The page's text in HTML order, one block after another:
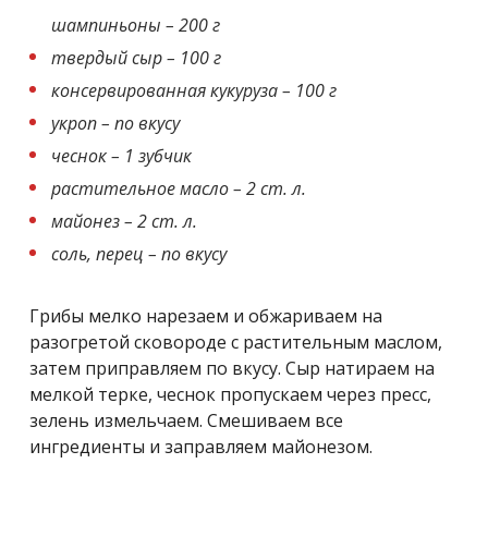
шампиньоны – 200 г
твердый сыр – 100 г
консервированная кукуруза – 100 г
укроп – по вкусу
чеснок – 1 зубчик
растительное масло – 2 ст. л.
майонез – 2 ст. л.
соль, перец – по вкусу
Грибы мелко нарезаем и обжариваем на
разогретой сковороде с растительным маслом,
затем приправляем по вкусу. Сыр натираем на
мелкой терке, чеснок пропускаем через пресс,
зелень измельчаем. Смешиваем все
ингредиенты и заправляем майонезом.